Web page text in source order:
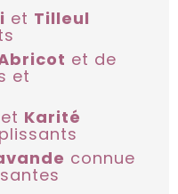
et Tilleul
et de
et
et Karité
connue